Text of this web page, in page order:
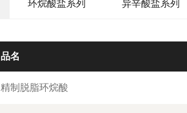
环烷酸盐系列 异辛酸盐系列
品名
精制脱脂环烷酸